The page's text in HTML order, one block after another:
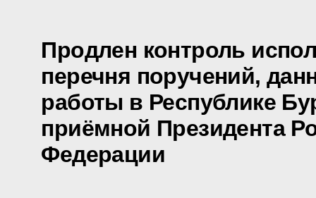
Продлен контроль
перечня поручений,
работы в Республике
приёмной Президента
Федерации